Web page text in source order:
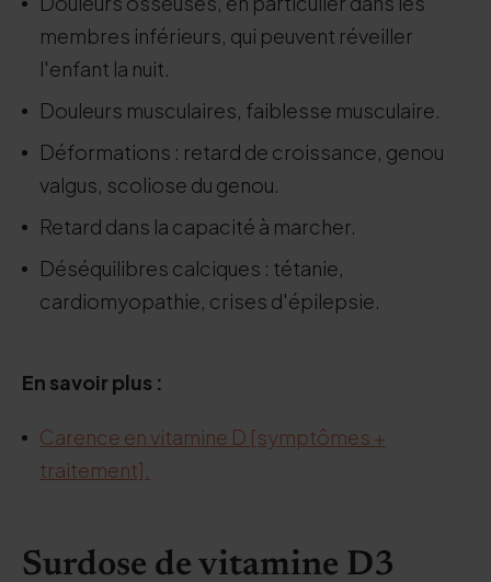
membres inférieurs, qui peuvent réveiller
l'enfant la nuit.
Douleurs musculaires, faiblesse musculaire.
Déformations : retard de croissance, genou
valgus, scoliose du genou.
Retard dans la capacité à marcher.
Déséquilibres calciques : tétanie,
cardiomyopathie, crises d'épilepsie.
En savoir plus :
Carence en vitamine D [symptômes +
traitement].
Surdose de vitamine D3